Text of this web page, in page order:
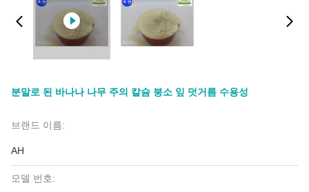
분말로 된 바나나 나무 주의 칼슘 붕소 잎 덧거름 수용성
브랜드 이름:
AH
모델 번호: